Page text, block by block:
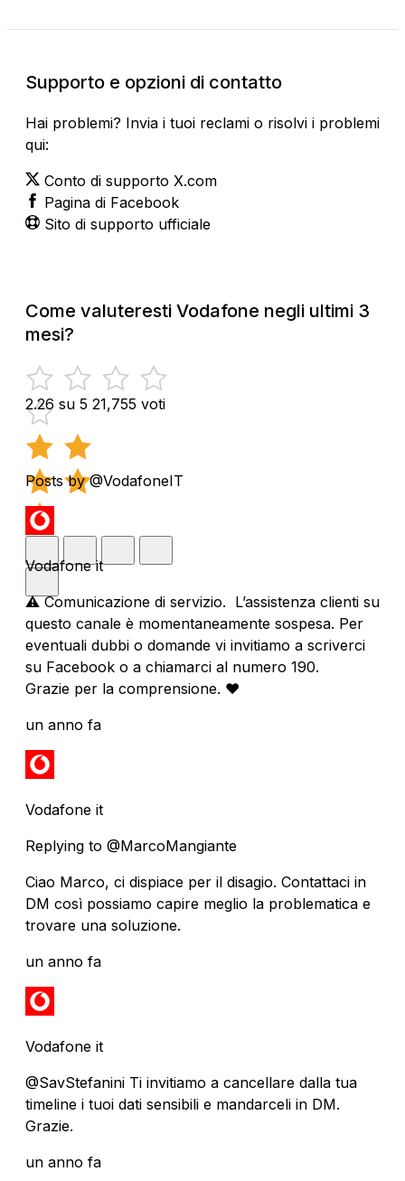
Supporto e opzioni di contatto
Hai problemi? Invia i tuoi reclami o risolvi i problemi
qui:
Conto di supporto X.com
Pagina di Facebook
Sito di supporto ufficiale
Come valuteresti Vodafone negli ultimi 3
mesi?
2.26 su 5 21,755 voti
Posts by @VodafoneIT
Vodafone it
⚠️ Comunicazione di servizio. L’assistenza clienti su
questo canale è momentaneamente sospesa. Per
eventuali dubbi o domande vi invitiamo a scriverci
su Facebook o a chiamarci al numero 190.
Grazie per la comprensione. ❤️
un anno fa
Vodafone it
Replying to @MarcoMangiante
Ciao Marco, ci dispiace per il disagio. Contattaci in
DM così possiamo capire meglio la problematica e
trovare una soluzione.
un anno fa
Vodafone it
@SavStefanini Ti invitiamo a cancellare dalla tua
timeline i tuoi dati sensibili e mandarceli in DM.
Grazie.
un anno fa